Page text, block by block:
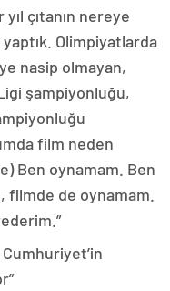
çıtanın nereye
yaptık. Olimpiyatlarda
nasip olmayan,
şampiyonluğu,
film neden
Ben oynamam. Ben
filmde de oynamam.